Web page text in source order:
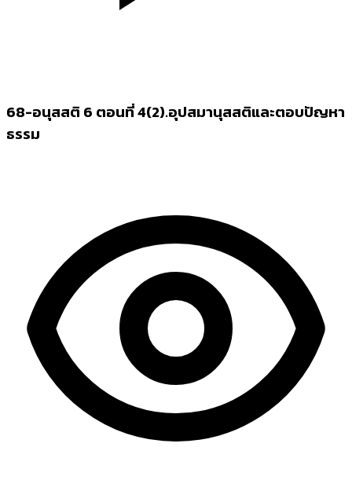
68-อนุสสติ 6 ตอนที่ 4(2).อุปสมานุสสติและตอบปัญหา
ธรรม